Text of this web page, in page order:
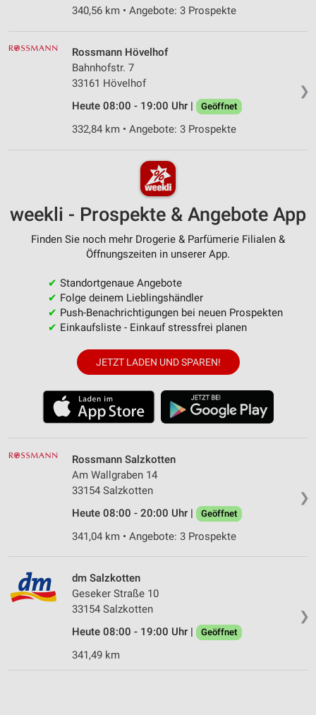
340,56 km • Angebote: 3 Prospekte
❯
Rossmann Hövelhof
Bahnhofstr. 7
33161 Hövelhof
Heute 08:00 - 19:00 Uhr |
Geöffnet
332,84 km • Angebote: 3 Prospekte
weekli - Prospekte & Angebote App
Finden Sie noch mehr Drogerie & Parfümerie Filialen &
Öffnungszeiten in unserer App.
✔ Standortgenaue Angebote
✔ Folge deinem Lieblingshändler
✔ Push-Benachrichtigungen bei neuen Prospekten
✔ Einkaufsliste - Einkauf stressfrei planen
JETZT LADEN UND SPAREN!
❯
Rossmann Salzkotten
Am Wallgraben 14
33154 Salzkotten
Heute 08:00 - 20:00 Uhr |
Geöffnet
341,04 km • Angebote: 3 Prospekte
❯
dm Salzkotten
Geseker Straße 10
33154 Salzkotten
Heute 08:00 - 19:00 Uhr |
Geöffnet
341,49 km